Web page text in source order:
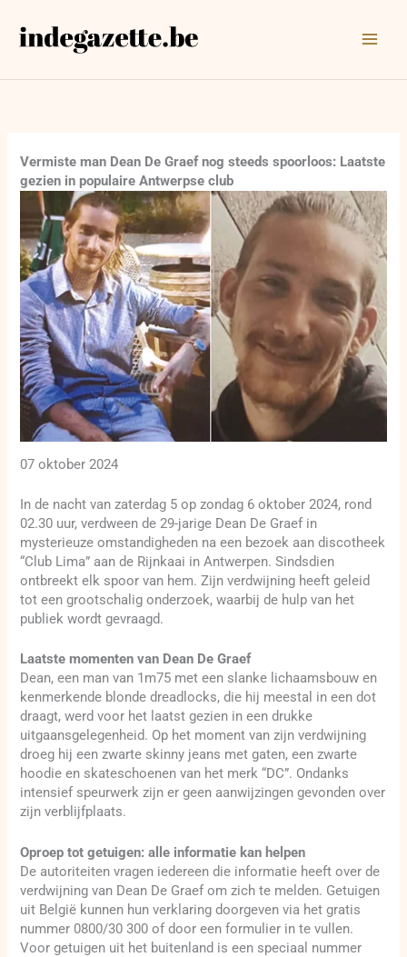
naar
Vermiste man Dean De Graef nog steeds spoorloos: Laatste
gezien in populaire Antwerpse club
07 oktober 2024
In de nacht van zaterdag 5 op zondag 6 oktober 2024, rond
02.30 uur, verdween de 29-jarige Dean De Graef in
mysterieuze omstandigheden na een bezoek aan discotheek
“Club Lima” aan de Rijnkaai in Antwerpen. Sindsdien
ontbreekt elk spoor van hem. Zijn verdwijning heeft geleid
tot een grootschalig onderzoek, waarbij de hulp van het
publiek wordt gevraagd.
Laatste momenten van Dean De Graef
Dean, een man van 1m75 met een slanke lichaamsbouw en
kenmerkende blonde dreadlocks, die hij meestal in een dot
draagt, werd voor het laatst gezien in een drukke
uitgaansgelegenheid. Op het moment van zijn verdwijning
droeg hij een zwarte skinny jeans met gaten, een zwarte
hoodie en skateschoenen van het merk “DC”. Ondanks
intensief speurwerk zijn er geen aanwijzingen gevonden over
zijn verblijfplaats.
Oproep tot getuigen: alle informatie kan helpen
De autoriteiten vragen iedereen die informatie heeft over de
verdwijning van Dean De Graef om zich te melden. Getuigen
uit België kunnen hun verklaring doorgeven via het gratis
nummer 0800/30 300 of door een formulier in te vullen.
Voor getuigen uit het buitenland is een speciaal nummer